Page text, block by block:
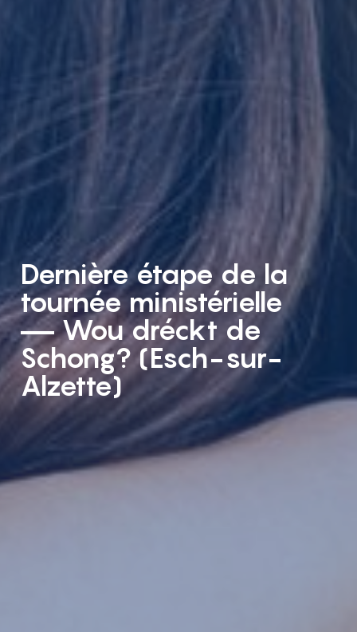
Dernière étape de la
tournée ministérielle
— Wou dréckt de
Schong? (Esch-sur-
Alzette)